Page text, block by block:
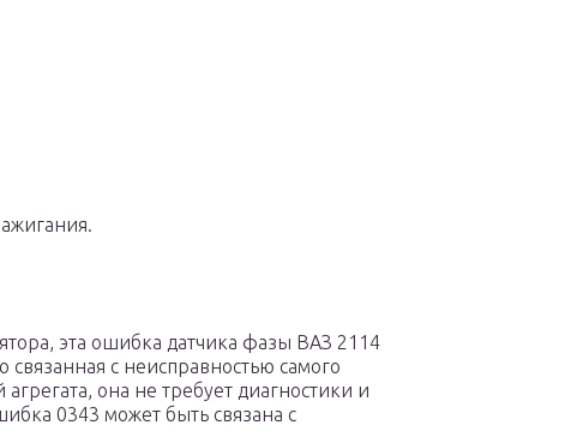
эта ошибка датчика фазы ВАЗ 2114
с неисправностью самого
она не требует диагностики и
0343 может быть связана с